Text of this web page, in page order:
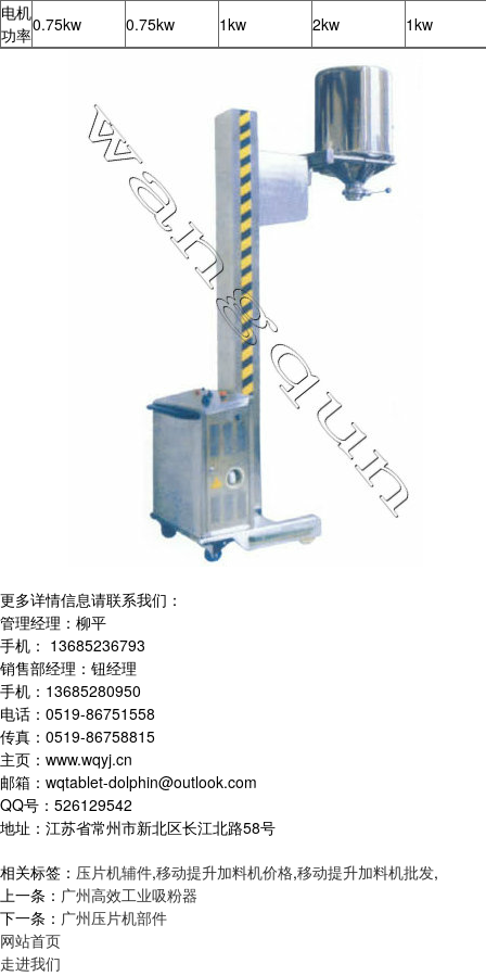
电机
功率0.75kw 0.75kw 1kw 2kw 1kw
更多详情信息请联系我们：
管理经理：柳平
手机： 13685236793
销售部经理：钮经理
手机：13685280950
电话：0519-86751558
传真：0519-86758815
主页：www.wqyj.cn
邮箱：wqtablet-dolphin@outlook.com
QQ号：526129542
地址：江苏省常州市新北区长江北路58号
相关标签： 压片机辅件,移动提升加料机价格,移动提升加料机批发,
上一条： 广州高效工业吸粉器
下一条： 广州压片机部件
网站首页
走进我们